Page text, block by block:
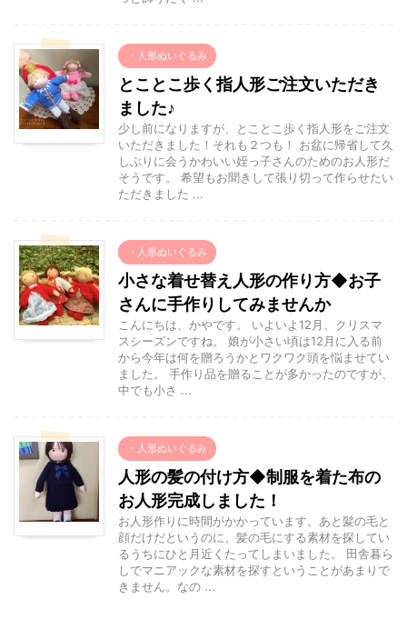
・人形ぬいぐるみ
とことこ歩く指人形ご注文いただき
ました♪
少し前になりますが、とことこ歩く指人形をご注文
いただきました！それも２つも！ お盆に帰省して久
しぶりに会うかわいい姪っ子さんのためのお人形だ
そうです。 希望もお聞きして張り切って作らせたい
ただきました ...
・人形ぬいぐるみ
小さな着せ替え人形の作り方◆お子
さんに手作りしてみませんか
こんにちは、かやです。 いよいよ12月、クリスマ
スシーズンですね。 娘が小さい頃は12月に入る前
から今年は何を贈ろうかとワクワク頭を悩ませてい
ました。 手作り品を贈ることが多かったのですが、
中でも小さ ...
・人形ぬいぐるみ
人形の髪の付け方◆制服を着た布の
お人形完成しました！
お人形作りに時間がかかっています。あと髪の毛と
顔だけだというのに、髪の毛にする素材を探してい
るうちにひと月近くたってしまいました。 田舎暮ら
しでマニアックな素材を探すということがあまりで
きません。なの ...